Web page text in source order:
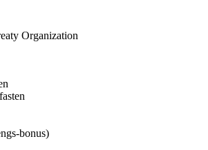
Organization
bonus)